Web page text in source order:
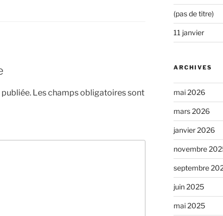
publiée. Les champs obligatoires sont
(pas de titre)
11 janvier
ARCHIVES
mai 2026
mars 2026
janvier 2026
novembre
septembre
juin 2025
mai 2025